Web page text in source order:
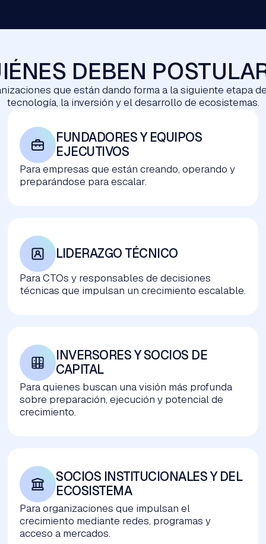
DEBEN
que están dando forma a la siguiente etapa
tecnología, la inversión y el desarrollo de ecosistemas.
FUNDADORES Y EQUIPOS
EJECUTIVOS
Para empresas que están creando, operando y
preparándose para escalar.
LIDERAZGO TÉCNICO
Para CTOs y responsables de decisiones
técnicas que impulsan un crecimiento escalable.
INVERSORES Y SOCIOS DE
CAPITAL
Para quienes buscan una visión más profunda
sobre preparación, ejecución y potencial de
crecimiento.
SOCIOS INSTITUCIONALES Y DEL
ECOSISTEMA
Para organizaciones que impulsan el
crecimiento mediante redes, programas y
acceso a mercados.